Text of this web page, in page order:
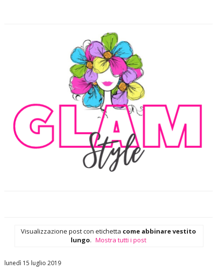
Visualizzazione post con etichetta come abbinare vestito
lungo. Mostra tutti i post
lunedì 15 luglio 2019